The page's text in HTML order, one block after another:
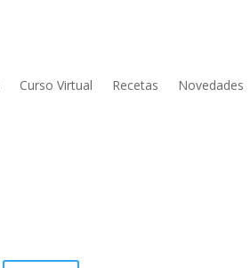
Curso Virtual Recetas Novedades